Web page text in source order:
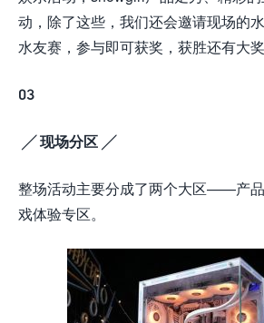
动，除了这些，我们还会邀请现场的
水友赛，参与即可获奖，获胜还有大奖
03
╱ 现场分区 ╱
整场活动主要分成了两个大区——产
戏体验专区。